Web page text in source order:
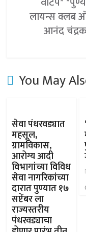
लायन्स क्लब
आनंद
You May
सेवा पंधरवड्यात
महसूल,
ग्रामविकास,
आरोग्य आदी
विभागांच्या विविध
सेवा नागरिकांच्या
दारात पुण्यात १७
सप्टेंबर ला
राज्यस्तरीय
पंधरवड्याचा